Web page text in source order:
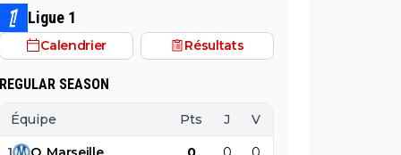
vu bon, moi jai surtout vue son gros bide
et ses croissants a la place des pieds et
faire des faute 1 duel sur 3..
Ligue 1
Calendrier Résultats
REGULAR SEASON
Équipe Pts J V